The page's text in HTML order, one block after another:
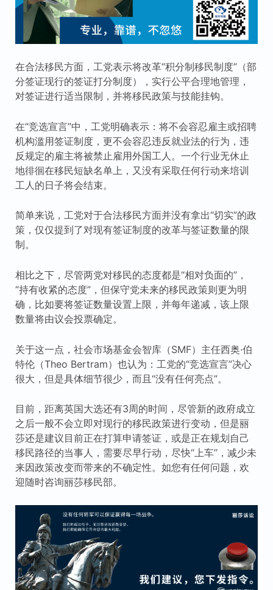
在合法移民方面，工党表示将改革“积分制移民制度”（部
分签证现行的签证打分制度），实行公平合理地管理，
对签证进行适当限制，并将移民政策与技能挂钩。
在“竞选宣言”中，工党明确表示：将不会容忍雇主或招聘
机构滥用签证制度，更不会容忍违反就业法的行为，违
反规定的雇主将被禁止雇用外国工人。一个行业无休止
地徘徊在移民短缺名单上，又没有采取任何行动来培训
工人的日子将会结束。
简单来说，工党对于合法移民方面并没有拿出“切实”的政
策，仅仅提到了对现有签证制度的改革与签证数量的限
制。
相比之下，尽管两党对移民的态度都是“相对负面的”，
“持有收紧的态度”，但保守党未来的移民政策则更为明
确，比如要将签证数量设置上限，并每年递减，该上限
数量将由议会投票确定。
关于这一点，社会市场基金会智库（SMF）主任西奥·伯
特伦（Theo Bertram）也认为：工党的“竞选宣言”决心
很大，但是具体细节很少，而且“没有任何亮点”。
目前，距离英国大选还有3周的时间，尽管新的政府成立
之后一般不会立即对现行的移民政策进行变动，但是丽
莎还是建议目前正在打算申请签证，或是正在规划自己
移民路径的当事人，需要尽早行动，尽快“上车”，减少未
来因政策改变而带来的不确定性。如您有任何问题，欢
迎随时咨询丽莎移民部。